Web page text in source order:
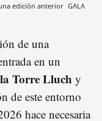
una edición anterior GALA
de una
en un
Torre Lluch y
de este entorno
hace necesaria